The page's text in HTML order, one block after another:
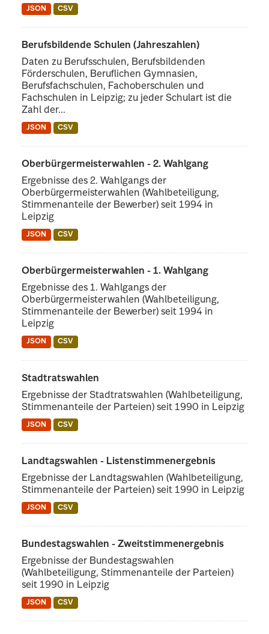
JSON CSV
Berufsbildende Schulen (Jahreszahlen)
Daten zu Berufsschulen, Berufsbildenden
Förderschulen, Beruflichen Gymnasien,
Berufsfachschulen, Fachoberschulen und
Fachschulen in Leipzig; zu jeder Schulart ist die
Zahl der...
JSON CSV
Oberbürgermeisterwahlen - 2. Wahlgang
Ergebnisse des 2. Wahlgangs der
Oberbürgermeisterwahlen (Wahlbeteiligung,
Stimmenanteile der Bewerber) seit 1994 in
Leipzig
JSON CSV
Oberbürgermeisterwahlen - 1. Wahlgang
Ergebnisse des 1. Wahlgangs der
Oberbürgermeisterwahlen (Wahlbeteiligung,
Stimmenanteile der Bewerber) seit 1994 in
Leipzig
JSON CSV
Stadtratswahlen
Ergebnisse der Stadtratswahlen (Wahlbeteiligung,
Stimmenanteile der Parteien) seit 1990 in Leipzig
JSON CSV
Landtagswahlen - Listenstimmenergebnis
Ergebnisse der Landtagswahlen (Wahlbeteiligung,
Stimmenanteile der Parteien) seit 1990 in Leipzig
JSON CSV
Bundestagswahlen - Zweitstimmenergebnis
Ergebnisse der Bundestagswahlen
(Wahlbeteiligung, Stimmenanteile der Parteien)
seit 1990 in Leipzig
JSON CSV